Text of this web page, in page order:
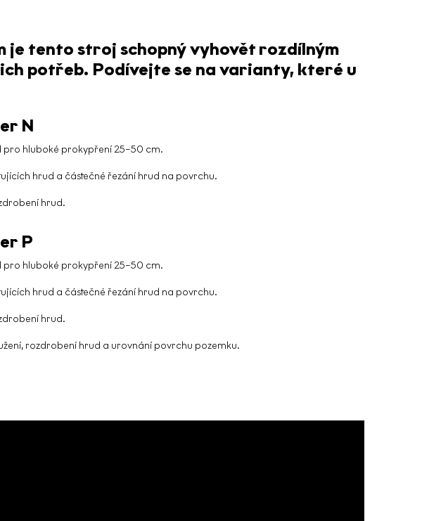
je tento stroj schopný vyhovět rozdílným
potřeb. Podívejte se na varianty, které u
N
hluboké prokypření 25–50 cm.
hrud a částečné řezání hrud na povrchu.
hrud.
P
hluboké prokypření 25–50 cm.
hrud a částečné řezání hrud na povrchu.
hrud.
rozdrobení hrud a urovnání povrchu pozemku.